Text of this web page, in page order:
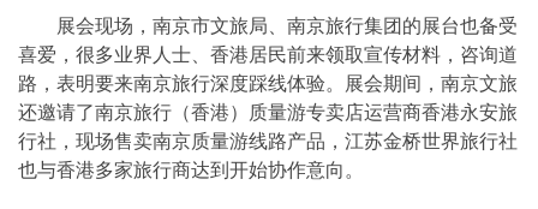
展会现场，南京市文旅局、南京旅行集团的展台也备受
喜爱，很多业界人士、香港居民前来领取宣传材料，咨询道
路，表明要来南京旅行深度踩线体验。展会期间，南京文旅
还邀请了南京旅行（香港）质量游专卖店运营商香港永安旅
行社，现场售卖南京质量游线路产品，江苏金桥世界旅行社
也与香港多家旅行商达到开始协作意向。